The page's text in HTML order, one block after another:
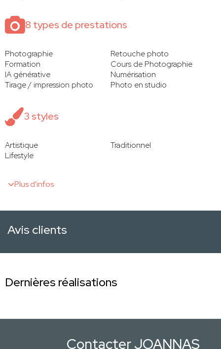
8 types de prestations
Photographie
Retouche photo
Formation
Cours de Photographie
IA générative
Numérisation
Tirage / impression photo
Photo en studio
3 styles
Artistique
Traditionnel
Lifestyle
Plus d'infos
Avis clients
Dernières réalisations
Contacter JOANNAS